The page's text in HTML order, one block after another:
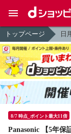
トップページ 日
8/7 時点_ポイント最大11倍
Panasonic 【5年保